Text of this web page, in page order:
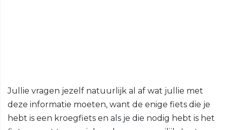
Jullie vragen jezelf natuurlijk al af wat jullie met
deze informatie moeten, want de enige fiets die je
hebt is een kroegfiets en als je die nodig hebt is het